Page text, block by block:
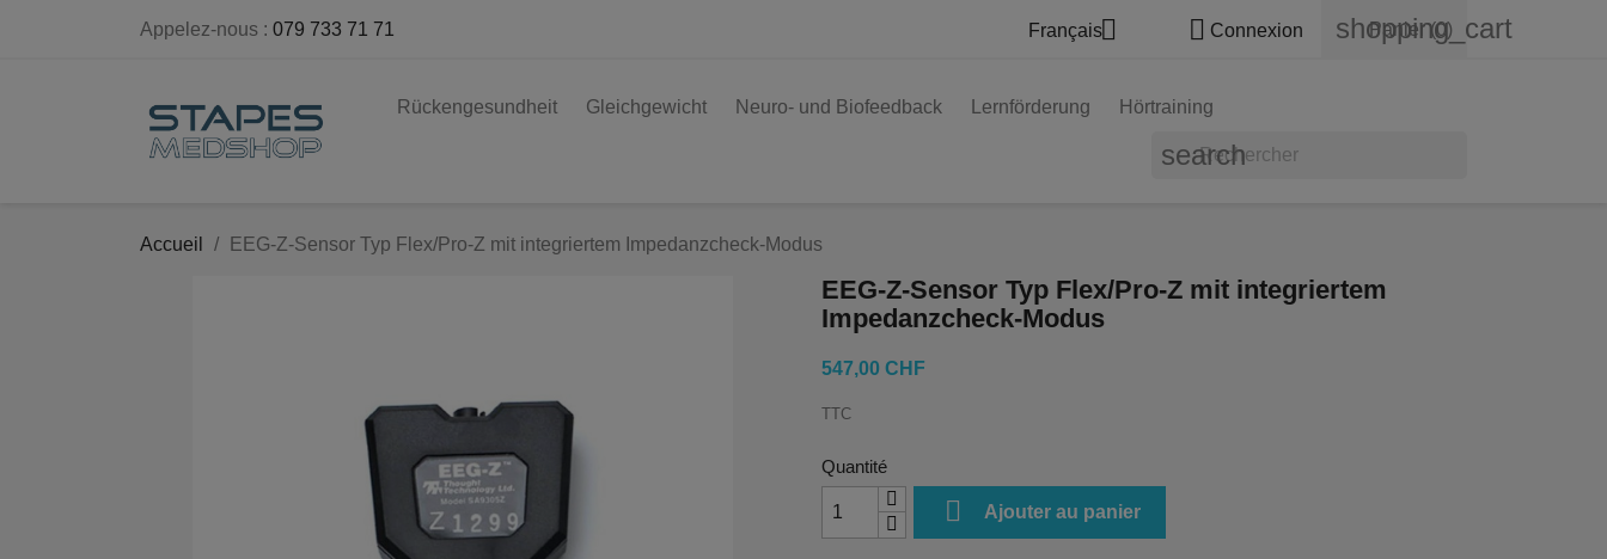
Appelez-nous : 079 733 71 71 Français  Connexion shopping_cart
Panier (0)
Rückengesundheit Gleichgewicht Neuro- und Biofeedback Lernförderung Hörtraining
search
Accueil EEG-Z-Sensor Typ Flex/Pro-Z mit integriertem Impedanzcheck-Modus
EEG-Z-Sensor Typ Flex/Pro-Z mit integriertem
Impedanzcheck-Modus
547,00 CHF
TTC
Quantité
 Ajouter au panier